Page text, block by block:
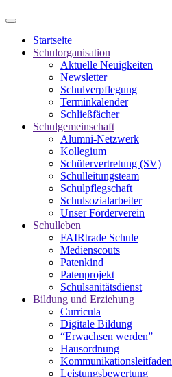
Startseite
Schulorganisation
Aktuelle Neuigkeiten
Newsletter
Schulverpflegung
Terminkalender
Schließfächer
Schulgemeinschaft
Alumni-Netzwerk
Kollegium
Schülervertretung (SV)
Schulleitungsteam
Schulpflegschaft
Schulsozialarbeiter
Unser Förderverein
Schulleben
FAIRtrade Schule
Medienscouts
Patenkind
Patenprojekt
Schulsanitätsdienst
Bildung und Erziehung
Curricula
Digitale Bildung
“Erwachsen werden”
Hausordnung
Kommunikationsleitfaden
Leistungsbewertung